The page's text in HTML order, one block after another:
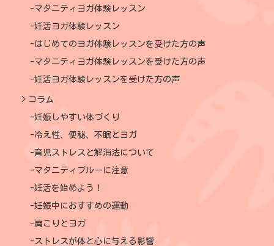
マタニティヨガ体験レッスン
妊活ヨガ体験レッスン
はじめてのヨガ体験レッスンを受けた方の声
マタニティヨガ体験レッスンを受けた方の声
妊活ヨガ体験レッスンを受けた方の声
コラム
妊娠しやすい体づくり
冷え性、便秘、不眠とヨガ
育児ストレスと解消法について
マタニティブルーに注意
妊活を始めよう！
妊娠中におすすめの運動
肩こりとヨガ
ストレスが体と心に与える影響